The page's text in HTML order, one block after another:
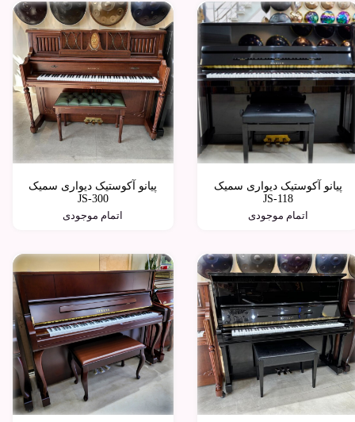
پیانو آکوستیک دیواری سمیک
JS-118
اتمام موجودی
پیانو آکوستیک دیواری سمیک
JS-300
اتمام موجودی